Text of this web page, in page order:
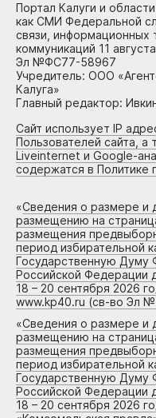
Портал Калуги и
как СМИ Федеральной
связи, информационных
коммуникаций 11
Эл №ФС77-58967
Учредитель: ООО
Калуга»
Главный редактор:
Сайт использует IP
Пользователей сайта, а
Liveinternet и Google-
содержатся в Политике
«Сведения о размере и
размещению на
размещения
период избирательной
Государственную Думу
Российской Федерации
18 – 20 сентября 2026
www.kp40.ru (св-во Эл
«Сведения о размере и
размещению на
размещения
период избирательной
Государственную Думу
Российской Федерации
18 – 20 сентября 2026